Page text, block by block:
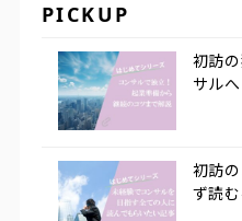
PICKUP
初訪
サル
初訪
ず読